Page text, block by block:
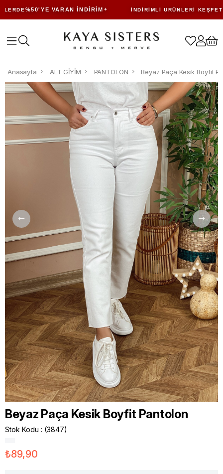
%50'YE VARAN İNDIRIM İNDIRIMLI ÜRÜNLERI KEŞFET
Anasayfa ALT GİYİM PANTOLON Beyaz Paça Kesik Boyfit
Beyaz Paça Kesik Boyfit Pantolon
Stok Kodu (3847)
₺89,90